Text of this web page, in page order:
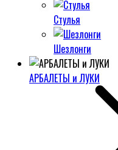
Стулья
Шезлонги
АРБАЛЕТЫ и ЛУКИ